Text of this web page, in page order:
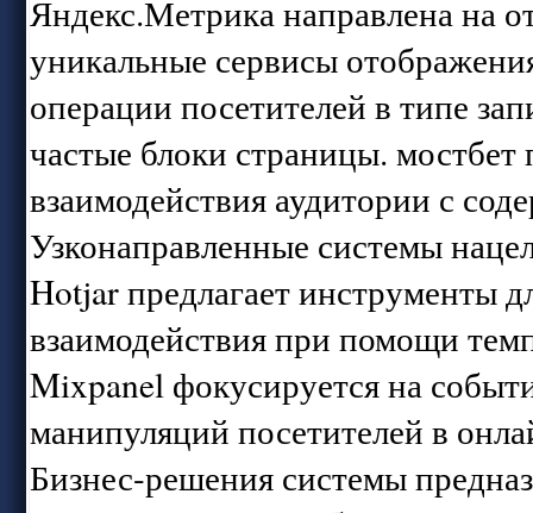
Яндекс.Метрика направлена на
уникальные сервисы
операции посетителей в типе
частые блоки страницы. мостбет
взаимодействия аудитории с
Узконаправленные системы
Hotjar предлагает инструменты
взаимодействия при помощи
Mixpanel фокусируется на
манипуляций посетителей в
Бизнес-решения системы